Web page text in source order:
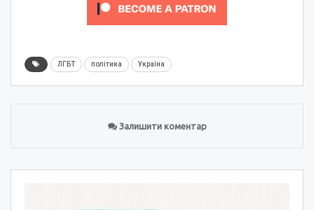
ЛГБТ політика Україна
Залишити коментар